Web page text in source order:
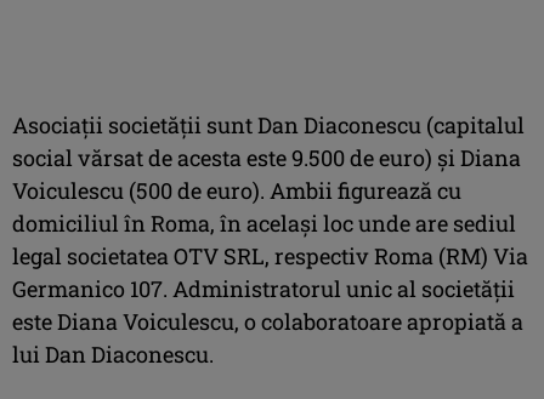
Asociaţii societăţii sunt Dan Diaconescu (capitalul
social vărsat de acesta este 9.500 de euro) şi Diana
Voiculescu (500 de euro). Ambii figurează cu
domiciliul în Roma, în acelaşi loc unde are sediul
legal societatea OTV SRL, respectiv Roma (RM) Via
Germanico 107. Administratorul unic al societăţii
este Diana Voiculescu, o colaboratoare apropiată a
lui Dan Diaconescu.